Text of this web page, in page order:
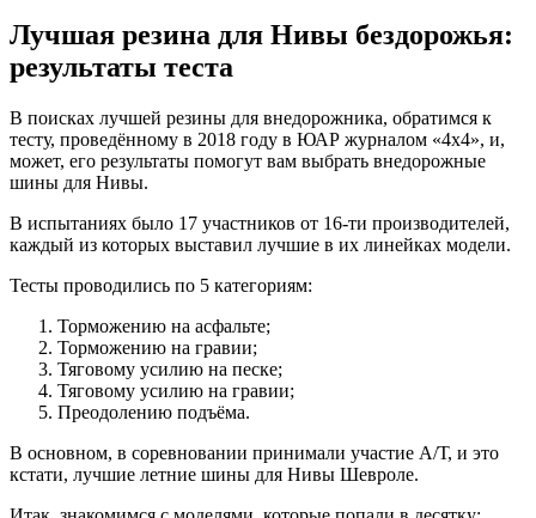
Лучшая резина для Нивы бездорожья:
результаты теста
В поисках лучшей резины для внедорожника, обратимся к
тесту, проведённому в 2018 году в ЮАР журналом «4х4», и,
может, его результаты помогут вам выбрать внедорожные
шины для Нивы.
В испытаниях было 17 участников от 16-ти производителей,
каждый из которых выставил лучшие в их линейках модели.
Тесты проводились по 5 категориям:
Торможению на асфальте;
Торможению на гравии;
Тяговому усилию на песке;
Тяговому усилию на гравии;
Преодолению подъёма.
В основном, в соревновании принимали участие А/Т, и это
кстати, лучшие летние шины для Нивы Шевроле.